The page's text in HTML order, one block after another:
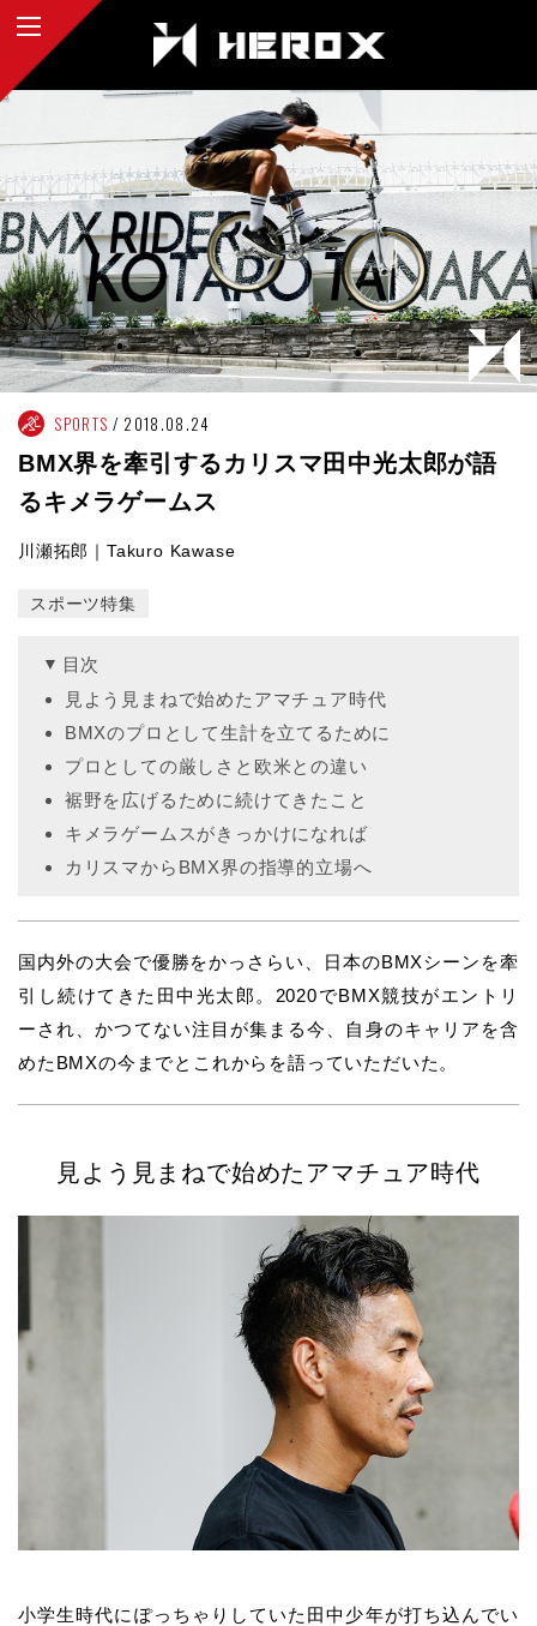
SPORTS 2018.08.24
BMX界を牽引するカリスマ田中光太郎が語
るキメラゲームス
川瀬拓郎｜Takuro Kawase
スポーツ特集
目次
見よう見まねで始めたアマチュア時代
BMXのプロとして生計を立てるために
プロとしての厳しさと欧米との違い
裾野を広げるために続けてきたこと
キメラゲームスがきっかけになれば
カリスマからBMX界の指導的立場へ
国内外の大会で優勝をかっさらい、日本のBMXシーンを牽
引し続けてきた田中光太郎。2020でBMX競技がエントリ
ーされ、かつてない注目が集まる今、自身のキャリアを含
めたBMXの今までとこれからを語っていただいた。
見よう見まねで始めたアマチュア時代
小学生時代にぽっちゃりしていた田中少年が打ち込んでい